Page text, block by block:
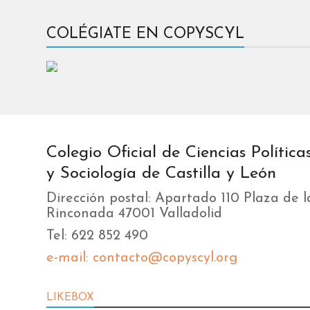
COLÉGIATE EN COPYSCYL
Colegio Oficial de Ciencias
y Sociología de Castilla y León
Dirección postal: Apartado 110 Plaza de
Rinconada 47001 Valladolid
Tel: 622 852 490
e-mail: contacto@copyscyl.org
LIKEBOX